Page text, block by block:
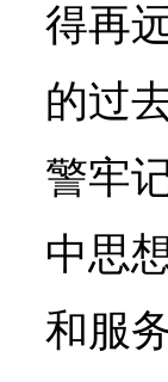
得再
的过
警牢
中思
和服